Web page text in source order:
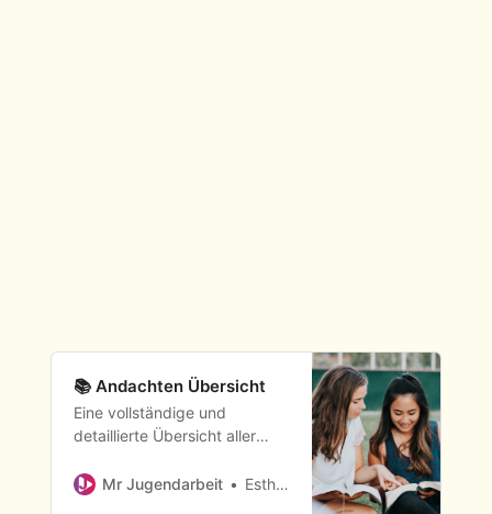
📚 Andachten Übersicht
Eine vollständige und
detaillierte Übersicht aller
Jugendarbeit.
Mr Jugendarbeit Esther Penner